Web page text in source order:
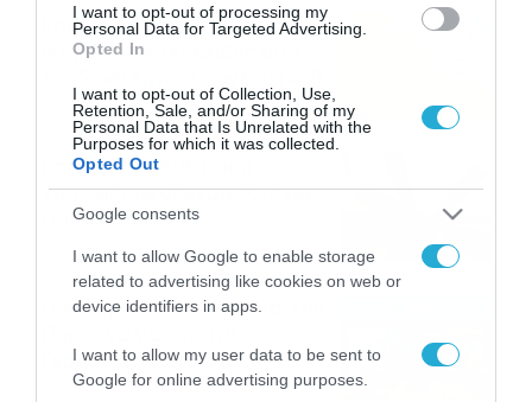
I want to opt-out of processing my
Personal Data for Targeted Advertising.
Opted In
I want to opt-out of Collection, Use,
Retention, Sale, and/or Sharing of my
Personal Data that Is Unrelated with the
Purposes for which it was collected.
Opted Out
Google consents
I want to allow Google to enable storage
related to advertising like cookies on web or
device identifiers in apps.
I want to allow my user data to be sent to
Google for online advertising purposes.
Καιρός Δεκαπενταύγουστο:
Η προοπτική εξέλιξης από
08/08/2026 08:51
Εορτολόγιο 8-8: Ποιοι
γιορτάζουν σήμερα; Χρόνια
Πολλά
08/08/2026 08:25
Πρεμιέρα στην Ολλανδία, την
Γερμανίας με πολλές
στοιχηματικές επιλογές από
07/08/2026 16:41